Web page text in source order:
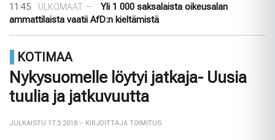
11:45
ULKOMAAT —
Yli 1 000 saksalaista oikeusalan
ammattilaista vaatii AfD:n kieltämistä
09:56
Ensimmäinen tiikeri vapautettu
09:30
ULKOMAAT
sato
08:18
ULKOMAAT —
Islanti varoittaa nuorten lisääntyneestä
rahapelaamisesta
syytteet SiS-laitoksen mellakan jäl ...
KOTIMAA
Nykysuomelle löytyi jatkaja- Uusia
tuulia ja jatkuvuutta
JULKAISTU 17.5.2018 – KIRJOITTAJA TOIMITUS